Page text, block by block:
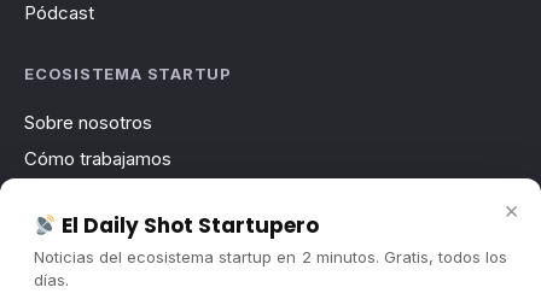
Pódcast
ECOSISTEMA STARTUP
Sobre nosotros
Cómo trabajamos
Contacto
Publicidad
×
El Daily Shot Startupero
Noticias del ecosistema startup en 2 minutos. Gratis, todos los
días.